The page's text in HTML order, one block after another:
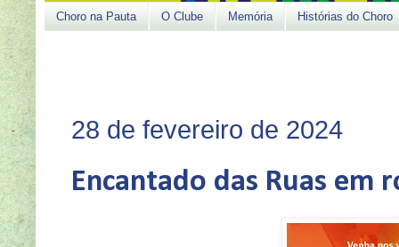
Choro na Pauta O Clube Memória Histórias do Choro
28 de fevereiro de 2024
Encantado das Ruas em